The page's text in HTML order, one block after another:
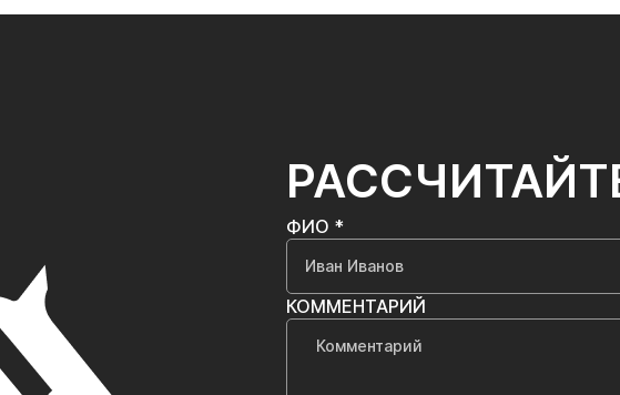
ФИО *
КОММЕНТАРИЙ